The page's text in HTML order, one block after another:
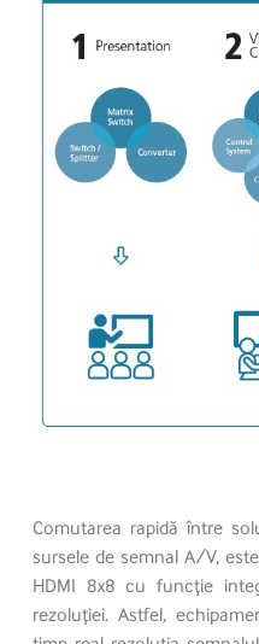
Comutarea rapidă între
sursele de semnal A/V,
HDMI 8x8 cu funcţie
rezoluţiei. Astfel,